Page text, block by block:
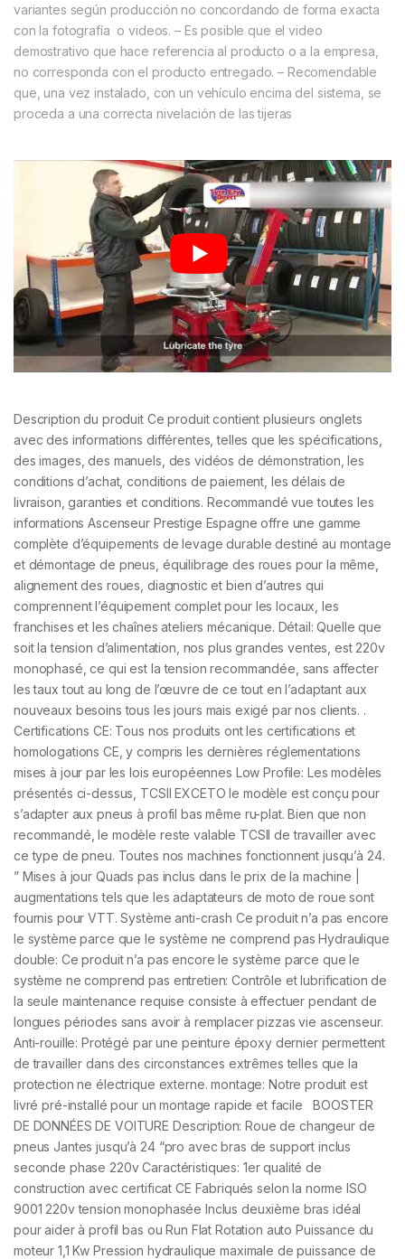
variantes según producción no concordando de forma exacta
con la fotografía o videos. – Es posible que el video
demostrativo que hace referencia al producto o a la empresa,
no corresponda con el producto entregado. – Recomendable
que, una vez instalado, con un vehículo encima del sistema, se
proceda a una correcta nivelación de las tijeras
Description du produit Ce produit contient plusieurs onglets
avec des informations différentes, telles que les spécifications,
des images, des manuels, des vidéos de démonstration, les
conditions d’achat, conditions de paiement, les délais de
livraison, garanties et conditions. Recommandé vue toutes les
informations Ascenseur Prestige Espagne offre une gamme
complète d’équipements de levage durable destiné au montage
et démontage de pneus, équilibrage des roues pour la même,
alignement des roues, diagnostic et bien d’autres qui
comprennent l’équipement complet pour les locaux, les
franchises et les chaînes ateliers mécanique. Détail: Quelle que
soit la tension d’alimentation, nos plus grandes ventes, est 220v
monophasé, ce qui est la tension recommandée, sans affecter
les taux tout au long de l’œuvre de ce tout en l’adaptant aux
nouveaux besoins tous les jours mais exigé par nos clients. .
Certifications CE: Tous nos produits ont les certifications et
homologations CE, y compris les dernières réglementations
mises à jour par les lois européennes Low Profile: Les modèles
présentés ci-dessus, TCSII EXCETO le modèle est conçu pour
s’adapter aux pneus à profil bas même ru-plat. Bien que non
recommandé, le modèle reste valable TCSII de travailler avec
ce type de pneu. Toutes nos machines fonctionnent jusqu’à 24.
” Mises à jour Quads pas inclus dans le prix de la machine |
augmentations tels que les adaptateurs de moto de roue sont
fournis pour VTT. Système anti-crash Ce produit n’a pas encore
le système parce que le système ne comprend pas Hydraulique
double: Ce produit n’a pas encore le système parce que le
système ne comprend pas entretien: Contrôle et lubrification de
la seule maintenance requise consiste à effectuer pendant de
longues périodes sans avoir à remplacer pizzas vie ascenseur.
Anti-rouille: Protégé par une peinture époxy dernier permettent
de travailler dans des circonstances extrêmes telles que la
protection ne électrique externe. montage: Notre produit est
livré pré-installé pour un montage rapide et facile BOOSTER
DE DONNÉES DE VOITURE Description: Roue de changeur de
pneus Jantes jusqu’à 24 “pro avec bras de support inclus
seconde phase 220v Caractéristiques: 1er qualité de
construction avec certificat CE Fabriqués selon la norme ISO
9001 220v tension monophasée Inclus deuxième bras idéal
pour aider à profil bas ou Run Flat Rotation auto Puissance du
moteur 1,1 Kw Pression hydraulique maximale de puissance de